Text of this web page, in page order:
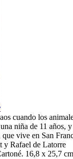
cuando los
niña de 11
que vive en San
y Rafael de Latorre
. 16,8 x 25,7